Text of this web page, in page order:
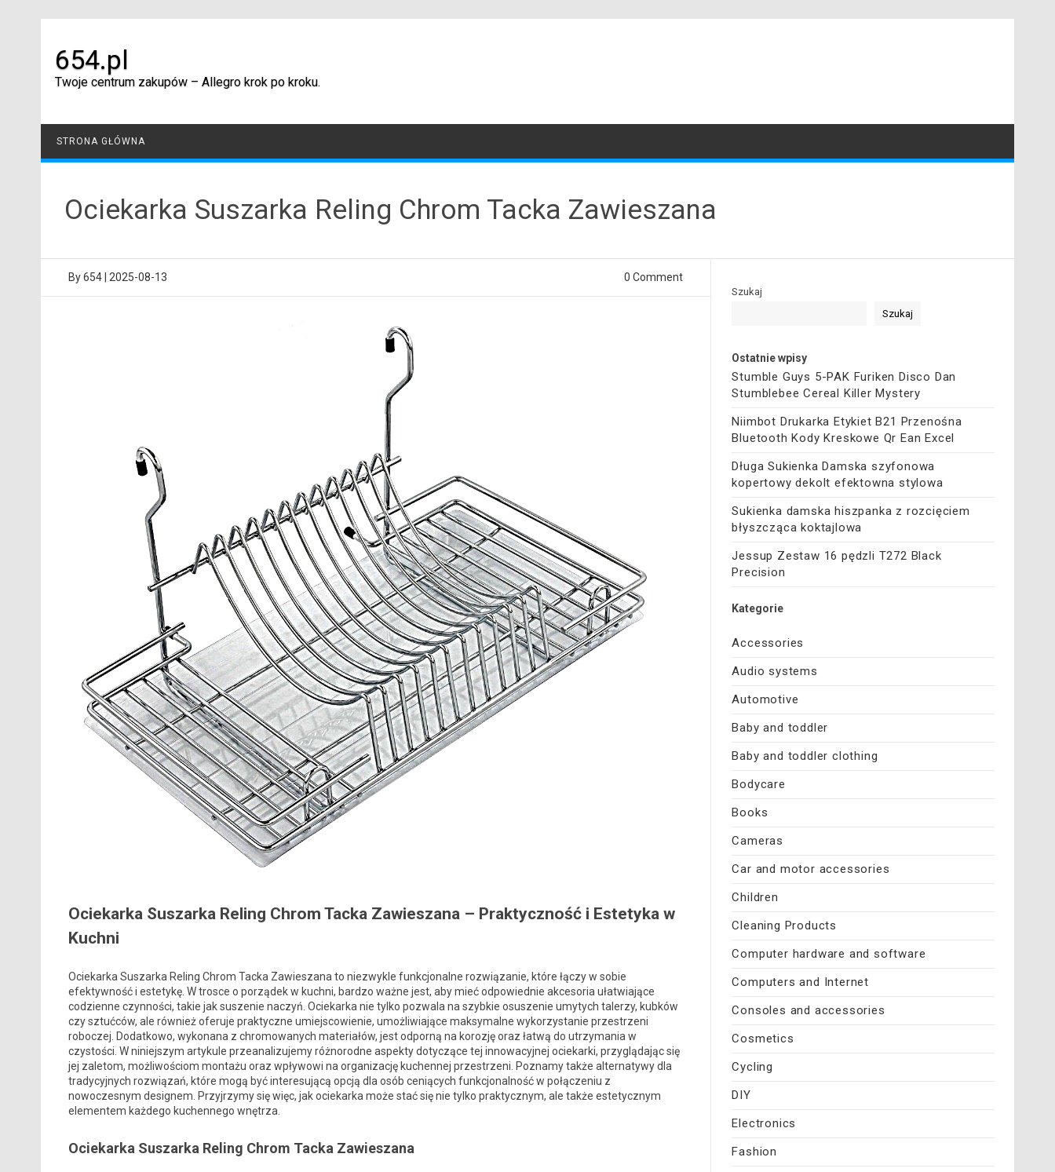
654.pl
Twoje centrum zakupów – Allegro krok po kroku.
STRONA GŁÓWNA
Ociekarka Suszarka Reling Chrom Tacka Zawieszana
By654 2025-08-13 0 Comment
Ociekarka Suszarka Reling Chrom Tacka Zawieszana – Praktyczność i Estetyka w
Kuchni
Ociekarka Suszarka Reling Chrom Tacka Zawieszana to niezwykle funkcjonalne rozwiązanie, które łączy w sobie
efektywność i estetykę. W trosce o porządek w kuchni, bardzo ważne jest, aby mieć odpowiednie akcesoria ułatwiające
codzienne czynności, takie jak suszenie naczyń. Ociekarka nie tylko pozwala na szybkie osuszenie umytych talerzy, kubków
czy sztućców, ale również oferuje praktyczne umiejscowienie, umożliwiające maksymalne wykorzystanie przestrzeni
roboczej. Dodatkowo, wykonana z chromowanych materiałów, jest odporną na korozję oraz łatwą do utrzymania w
czystości. W niniejszym artykule przeanalizujemy różnorodne aspekty dotyczące tej innowacyjnej ociekarki, przyglądając się
jej zaletom, możliwościom montażu oraz wpływowi na organizację kuchennej przestrzeni. Poznamy także alternatywy dla
tradycyjnych rozwiązań, które mogą być interesującą opcją dla osób ceniących funkcjonalność w połączeniu z
nowoczesnym designem. Przyjrzymy się więc, jak ociekarka może stać się nie tylko praktycznym, ale także estetycznym
elementem każdego kuchennego wnętrza.
Ociekarka Suszarka Reling Chrom Tacka Zawieszana
Szukaj
Szukaj
Ostatnie wpisy
Stumble Guys 5-PAK Furiken Disco Dan
Stumblebee Cereal Killer Mystery
Niimbot Drukarka Etykiet B21 Przenośna
Bluetooth Kody Kreskowe Qr Ean Excel
Długa Sukienka Damska szyfonowa
kopertowy dekolt efektowna stylowa
Sukienka damska hiszpanka z rozcięciem
błyszcząca koktajlowa
Jessup Zestaw 16 pędzli T272 Black
Precision
Kategorie
Accessories
Audio systems
Automotive
Baby and toddler
Baby and toddler clothing
Bodycare
Books
Cameras
Car and motor accessories
Children
Cleaning Products
Computer hardware and software
Computers and Internet
Consoles and accessories
Cosmetics
Cycling
DIY
Electronics
Fashion